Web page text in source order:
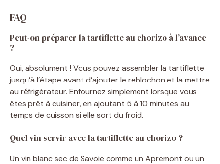
FAQ
Peut-on préparer la tartiflette au chorizo à l’avance
?
Oui, absolument ! Vous pouvez assembler la tartiflette
jusqu’à l’étape avant d’ajouter le reblochon et la mettre
au réfrigérateur. Enfournez simplement lorsque vous
êtes prêt à cuisiner, en ajoutant 5 à 10 minutes au
temps de cuisson si elle sort du froid.
Quel vin servir avec la tartiflette au chorizo ?
Un vin blanc sec de Savoie comme un Apremont ou un